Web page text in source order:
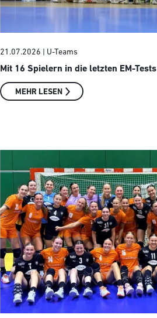
21.07.2026 | U-Teams
Mit 16 Spielern in die letzten EM-Tests
MEHR LESEN